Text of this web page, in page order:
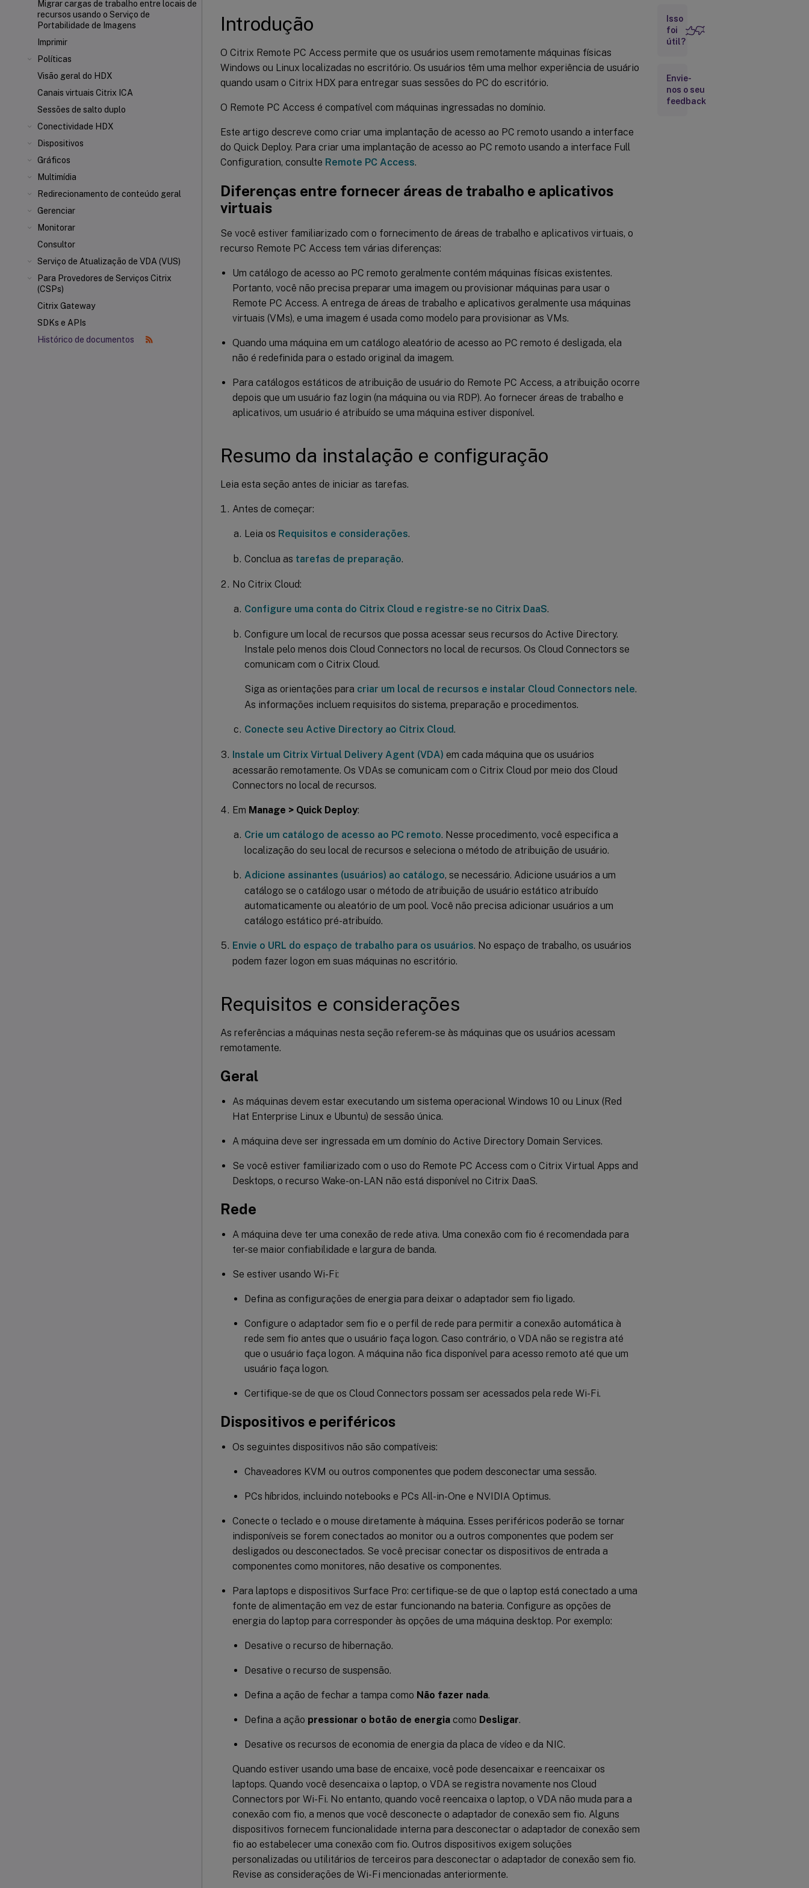
Migrar cargas de trabalho entre locais de
recursos usando o Serviço de
Portabilidade de Imagens
Imprimir
Políticas
Visão geral do HDX
Canais virtuais Citrix ICA
Sessões de salto duplo
Conectividade HDX
Dispositivos
Gráficos
Multimídia
Redirecionamento de conteúdo geral
Gerenciar
Monitorar
Consultor
Serviço de Atualização de VDA (VUS)
Para Provedores de Serviços Citrix
(CSPs)
Citrix Gateway
SDKs e APIs
Histórico de documentos
Introdução
O Citrix Remote PC Access permite que os usuários usem remotamente máquinas físicas
Windows ou Linux localizadas no escritório. Os usuários têm uma melhor experiência de usuário
quando usam o Citrix HDX para entregar suas sessões do PC do escritório.
O Remote PC Access é compatível com máquinas ingressadas no domínio.
Este artigo descreve como criar uma implantação de acesso ao PC remoto usando a interface
do Quick Deploy. Para criar uma implantação de acesso ao PC remoto usando a interface Full
Configuration, consulte Remote PC Access.
Diferenças entre fornecer áreas de trabalho e aplicativos
virtuais
Se você estiver familiarizado com o fornecimento de áreas de trabalho e aplicativos virtuais, o
recurso Remote PC Access tem várias diferenças:
Um catálogo de acesso ao PC remoto geralmente contém máquinas físicas existentes.
Portanto, você não precisa preparar uma imagem ou provisionar máquinas para usar o
Remote PC Access. A entrega de áreas de trabalho e aplicativos geralmente usa máquinas
virtuais (VMs), e uma imagem é usada como modelo para provisionar as VMs.
Quando uma máquina em um catálogo aleatório de acesso ao PC remoto é desligada, ela
não é redefinida para o estado original da imagem.
Para catálogos estáticos de atribuição de usuário do Remote PC Access, a atribuição ocorre
depois que um usuário faz login (na máquina ou via RDP). Ao fornecer áreas de trabalho e
aplicativos, um usuário é atribuído se uma máquina estiver disponível.
Resumo da instalação e configuração
Leia esta seção antes de iniciar as tarefas.
Antes de começar:
Leia os Requisitos e considerações.
Conclua as tarefas de preparação.
No Citrix Cloud:
Configure uma conta do Citrix Cloud e registre-se no Citrix DaaS.
Configure um local de recursos que possa acessar seus recursos do Active Directory.
Instale pelo menos dois Cloud Connectors no local de recursos. Os Cloud Connectors se
comunicam com o Citrix Cloud.
Siga as orientações para criar um local de recursos e instalar Cloud Connectors nele.
As informações incluem requisitos do sistema, preparação e procedimentos.
Conecte seu Active Directory ao Citrix Cloud.
Instale um Citrix Virtual Delivery Agent (VDA) em cada máquina que os usuários
acessarão remotamente. Os VDAs se comunicam com o Citrix Cloud por meio dos Cloud
Connectors no local de recursos.
Em Manage > Quick Deploy:
Crie um catálogo de acesso ao PC remoto. Nesse procedimento, você especifica a
localização do seu local de recursos e seleciona o método de atribuição de usuário.
Adicione assinantes (usuários) ao catálogo, se necessário. Adicione usuários a um
catálogo se o catálogo usar o método de atribuição de usuário estático atribuído
automaticamente ou aleatório de um pool. Você não precisa adicionar usuários a um
catálogo estático pré-atribuído.
Envie o URL do espaço de trabalho para os usuários. No espaço de trabalho, os usuários
podem fazer logon em suas máquinas no escritório.
Requisitos e considerações
As referências a máquinas nesta seção referem-se às máquinas que os usuários acessam
remotamente.
Geral
As máquinas devem estar executando um sistema operacional Windows 10 ou Linux (Red
Hat Enterprise Linux e Ubuntu) de sessão única.
A máquina deve ser ingressada em um domínio do Active Directory Domain Services.
Se você estiver familiarizado com o uso do Remote PC Access com o Citrix Virtual Apps and
Desktops, o recurso Wake-on-LAN não está disponível no Citrix DaaS.
Rede
A máquina deve ter uma conexão de rede ativa. Uma conexão com fio é recomendada para
ter-se maior confiabilidade e largura de banda.
Se estiver usando Wi-Fi:
Defina as configurações de energia para deixar o adaptador sem fio ligado.
Configure o adaptador sem fio e o perfil de rede para permitir a conexão automática à
rede sem fio antes que o usuário faça logon. Caso contrário, o VDA não se registra até
que o usuário faça logon. A máquina não fica disponível para acesso remoto até que um
usuário faça logon.
Certifique-se de que os Cloud Connectors possam ser acessados pela rede Wi-Fi.
Dispositivos e periféricos
Os seguintes dispositivos não são compatíveis:
Chaveadores KVM ou outros componentes que podem desconectar uma sessão.
PCs híbridos, incluindo notebooks e PCs All-in-One e NVIDIA Optimus.
Conecte o teclado e o mouse diretamente à máquina. Esses periféricos poderão se tornar
indisponíveis se forem conectados ao monitor ou a outros componentes que podem ser
desligados ou desconectados. Se você precisar conectar os dispositivos de entrada a
componentes como monitores, não desative os componentes.
Para laptops e dispositivos Surface Pro: certifique-se de que o laptop está conectado a uma
fonte de alimentação em vez de estar funcionando na bateria. Configure as opções de
energia do laptop para corresponder às opções de uma máquina desktop. Por exemplo:
Desative o recurso de hibernação.
Desative o recurso de suspensão.
Defina a ação de fechar a tampa como Não fazer nada.
Defina a ação pressionar o botão de energia como Desligar.
Desative os recursos de economia de energia da placa de vídeo e da NIC.
Quando estiver usando uma base de encaixe, você pode desencaixar e reencaixar os
laptops. Quando você desencaixa o laptop, o VDA se registra novamente nos Cloud
Connectors por Wi-Fi. No entanto, quando você reencaixa o laptop, o VDA não muda para a
conexão com fio, a menos que você desconecte o adaptador de conexão sem fio. Alguns
dispositivos fornecem funcionalidade interna para desconectar o adaptador de conexão sem
fio ao estabelecer uma conexão com fio. Outros dispositivos exigem soluções
personalizadas ou utilitários de terceiros para desconectar o adaptador de conexão sem fio.
Revise as considerações de Wi-Fi mencionadas anteriormente.
Preparar
um
VDA
Isso
foi
útil?
Envie-
nos o seu
feedback